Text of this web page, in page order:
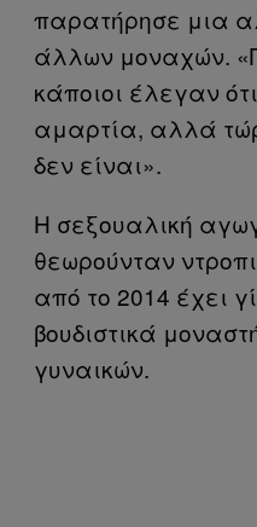
παρατήρησε μια
άλλων μοναχών.
κάποιοι έλεγαν
αμαρτία, αλλά
δεν είναι».
Η σεξουαλική
θεωρούνταν
από το 2014 έχει
βουδιστικά
γυναικών.